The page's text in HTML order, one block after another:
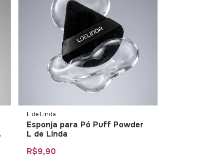
L de Linda
Esponja para Pó Puff Powder
L de Linda
R$9,90